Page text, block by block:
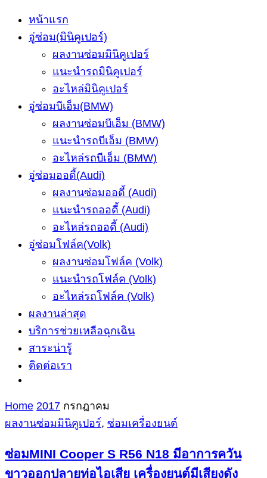
หน้าแรก
อู่ซ่อม(มินิคูเปอร์)
ผลงานซ่อมมินิคูเปอร์
แนะนำรถมินิคูเปอร์
อะไหล่มินิคูเปอร์
อู่ซ่อมบีเอ็ม(BMW)
ผลงานซ่อมบีเอ็ม (BMW)
แนะนำรถบีเอ็ม (BMW)
อะไหล่รถบีเอ็ม (BMW)
อู่ซ่อมออดี้(Audi)
ผลงานซ่อมออดี้ (Audi)
แนะนำรถออดี้ (Audi)
อะไหล่รถออดี้ (Audi)
อู่ซ่อมโฟล์ค(Volk)
ผลงานซ่อมโฟล์ค (Volk)
แนะนำรถโฟล์ค (Volk)
อะไหล่รถโฟล์ค (Volk)
ผลงานล่าสุด
บริการช่วยเหลือฉุกเฉิน
สาระน่ารู้
ติดต่อเรา
Home 2017 กรกฎาคม
ผลงานซ่อมมินิคูเปอร์, ซ่อมเครื่องยนต์
ซ่อมMINI Cooper S R56 N18 มีอาการควัน
ขาวออกปลายท่อไอเสีย เครื่องยนต์มีเสียงดัง